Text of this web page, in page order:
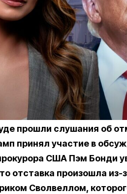
прошли слушания об
принял участие в
США Пэм Бонди
отставка произошла из-
Сволвеллом,